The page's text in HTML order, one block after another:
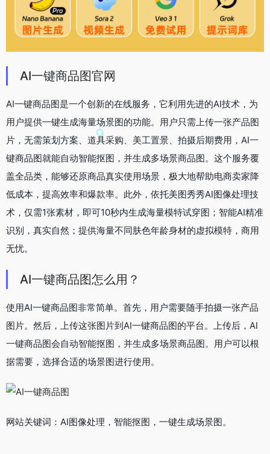
AI一键商品图官网
AI一键商品图是一个创新的在线服务，它利用先进的AI技术，为
用户提供一键生成海量场景图的功能。用户只需上传一张产品图
片，无需策划方案、道具采购、美工置景、拍摄后期费用，AI一
键商品图就能自动智能抠图，并生成多场景商品图。这个服务覆
盖全品类，能够还原商品真实使用场景，极大地帮助电商卖家降
低成本，提高效率和爆款率。此外，依托美图秀秀AI图像处理技
术，仅需1张素材，即可10秒内生成海量模特试穿图；智能AI精准
识别，真实自然；提供海量不同肤色年龄身材的虚拟模特，商用
无忧。
AI一键商品图怎么用？
使用AI一键商品图非常简单。首先，用户需要随手拍摄一张产品
图片。然后，上传这张图片到AI一键商品图的平台。上传后，AI
一键商品图会自动智能抠图，并生成多场景商品图。用户可以根
据需要，选择合适的场景图进行使用。
网站关键词：AI图像处理，智能抠图，一键生成场景图。